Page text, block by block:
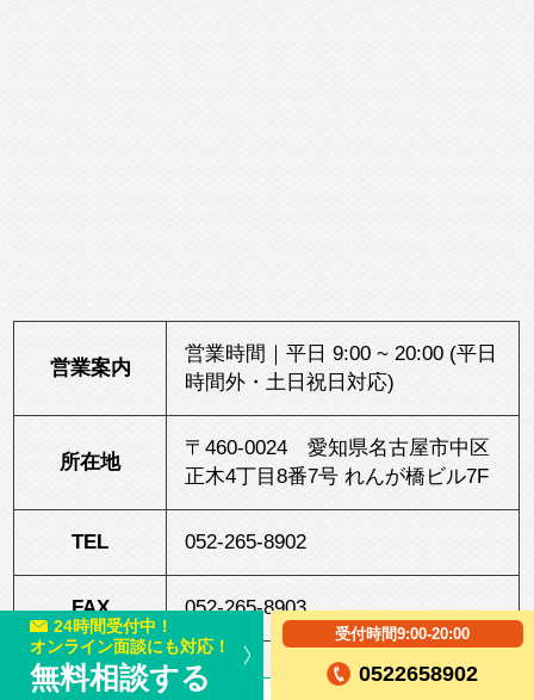
営業案内
営業時間｜平日 9:00 ~ 20:00 (平日
時間外・土日祝日対応)
所在地
〒460-0024 愛知県名古屋市中区
正木4丁目8番7号 れんが橋ビル7F
TEL 052-265-8902
FAX 052-265-8903
拓人税理士事務所
24時間受付中！
オンライン面談にも対応！
無料相談する
受付時間9:00-20:00
0522658902